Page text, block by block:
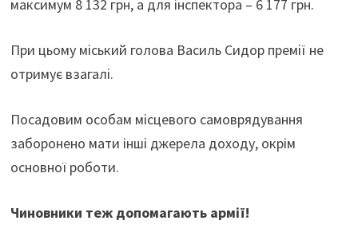
максимум 8 132 грн, а для інспектора – 6 177 грн.
При цьому міський голова Василь Сидор премії не
отримує взагалі.
Посадовим особам місцевого самоврядування
заборонено мати інші джерела доходу, окрім
основної роботи.
Чиновники теж допомагають армії!